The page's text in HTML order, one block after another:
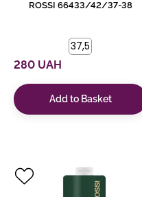
ROSSI 66433/42/37-38
37,5
280 UAH
Add to Basket